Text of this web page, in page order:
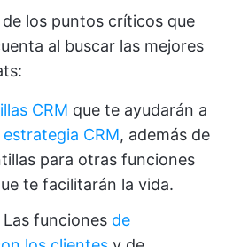
los puntos críticos que
al buscar las mejores
CRM que te ayudarán a
estrategia CRM, además de
para otras funciones
te facilitarán la vida.
Las funciones de